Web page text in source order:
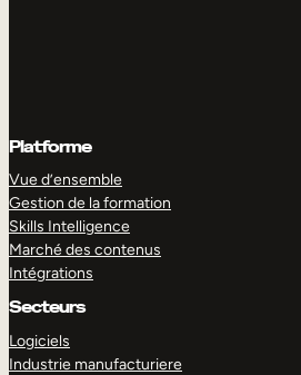
Platforme
Vue d’ensemble
Gestion de la formation
Skills Intelligence
Marché des contenus
Intégrations
Secteurs
Logiciels
Industrie manufacturiere